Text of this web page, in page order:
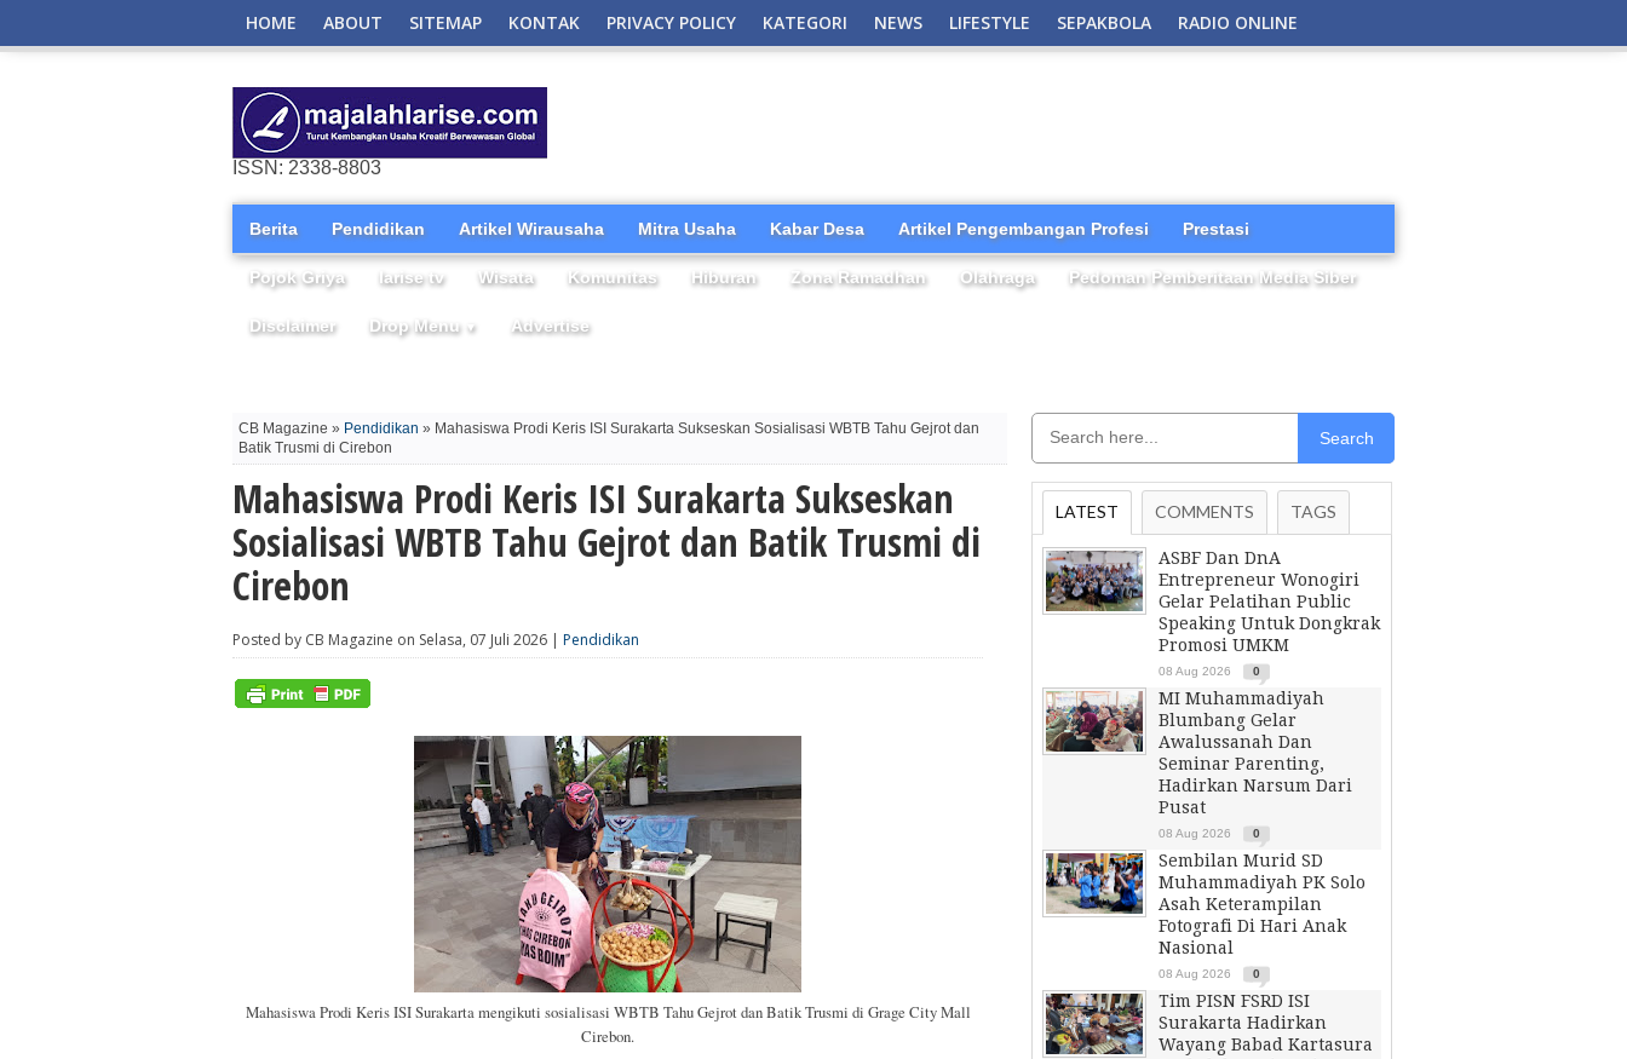
HOME ABOUT SITEMAP KONTAK PRIVACY POLICY KATEGORI NEWS LIFESTYLE SEPAKBOLA RADIO ONLINE
ISSN: 2338-8803
Berita Pendidikan Artikel Wirausaha Mitra Usaha Kabar Desa Artikel Pengembangan Profesi Prestasi
Pojok Griya larise tv Wisata Komunitas Hiburan Zona Ramadhan Olahraga Pedoman Pemberitaan Media Siber
Disclaimer Drop Menu ▼ Advertise
CB Magazine » Pendidikan » Mahasiswa Prodi Keris ISI Surakarta Sukseskan Sosialisasi WBTB Tahu Gejrot dan
Batik Trusmi di Cirebon
Mahasiswa Prodi Keris ISI Surakarta Sukseskan
Sosialisasi WBTB Tahu Gejrot dan Batik Trusmi di
Cirebon
Posted by CB Magazine on Selasa, 07 Juli 2026 | Pendidikan
Mahasiswa Prodi Keris ISI Surakarta mengikuti sosialisasi WBTB Tahu Gejrot dan Batik Trusmi di Grage City Mall
Cirebon.
Search
LATEST COMMENTS TAGS
ASBF Dan DnA
Entrepreneur Wonogiri
Gelar Pelatihan Public
Speaking Untuk Dongkrak
Promosi UMKM
08 Aug 2026 0
MI Muhammadiyah
Blumbang Gelar
Awalussanah Dan
Seminar Parenting,
Hadirkan Narsum Dari
Pusat
08 Aug 2026 0
Sembilan Murid SD
Muhammadiyah PK Solo
Asah Keterampilan
Fotografi Di Hari Anak
Nasional
08 Aug 2026 0
Tim PISN FSRD ISI
Surakarta Hadirkan
Wayang Babad Kartasura